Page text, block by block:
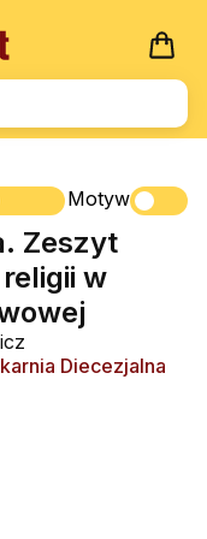
Motyw
Zeszyt
w
Diecezjalna